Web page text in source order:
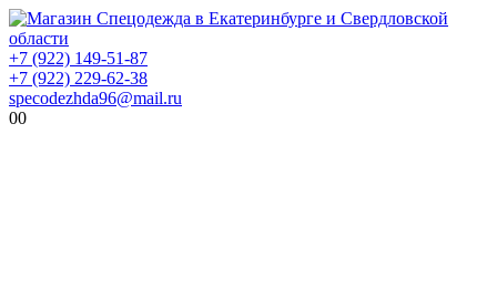
+7 (922) 149-51-87
+7 (922) 229-62-38
specodezhda96@mail.ru
00